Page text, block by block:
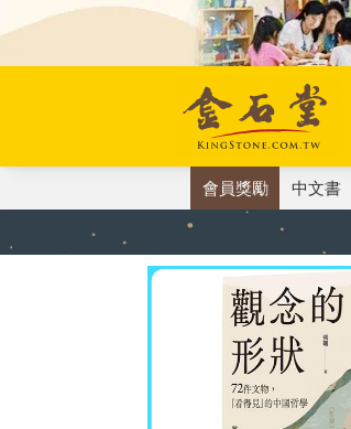
會員獎勵 中文書